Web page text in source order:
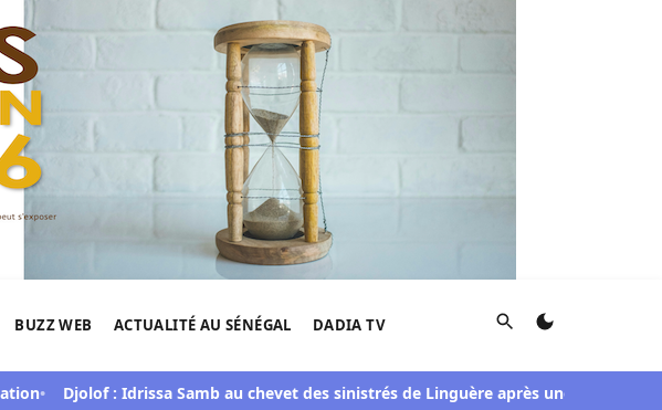
BUZZ WEB ACTUALITÉ AU SÉNÉGAL DADIA TV Rechercher
Djolof : Idrissa Samb au chevet des sinistrés de Linguère après une visite du pont